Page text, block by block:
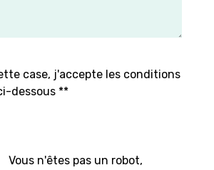
case, j'accepte les conditions
dessous **
Vous n'êtes pas un robot,